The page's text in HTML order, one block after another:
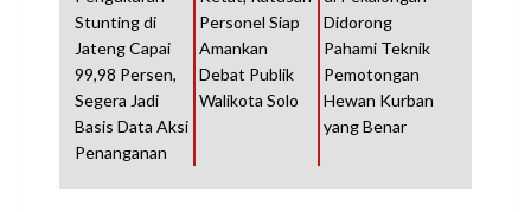
Stunting di
Jateng Capai
99,98 Persen,
Segera Jadi
Basis Data Aksi
Penanganan
Personel Siap
Amankan
Debat Publik
Walikota Solo
Didorong
Pahami Teknik
Pemotongan
Hewan Kurban
yang Benar